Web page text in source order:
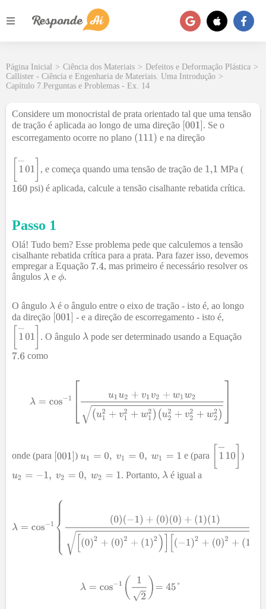
Página Inicial > Ciência dos Materiais > Defeitos e Deformação Plástica >
Callister - Ciência e Engenharia de Materiais. Uma Introdução >
Capítulo 7.Perguntas e Problemas - Ex. 14
Considere um monocristal de prata orientado tal que uma tensão
de tração é aplicada ao longo de uma direção
. Se o
escorregamento ocorre no plano
e na direção
, e começa quando uma tensão de tração de
MPa (
psi) é aplicada, calcule a tensão cisalhante rebatida crítica.
Passo 1
Olá! Tudo bem? Esse problema pede que calculemos a tensão
cisalhante rebatida crítica para a prata. Para fazer isso, devemos
empregar a Equação
, mas primeiro é necessário resolver os
ângulos
e .
O ângulo
é o ângulo entre o eixo de tração - isto é, ao longo
da direção
- e a direção de escorregamento - isto é,
. O ângulo
pode ser determinado usando a Equação
como
onde (para ) e (para
)
. Portanto,
é igual a